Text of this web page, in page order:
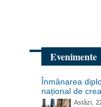
Evenimente
Înmânarea
național de
Astăzi,